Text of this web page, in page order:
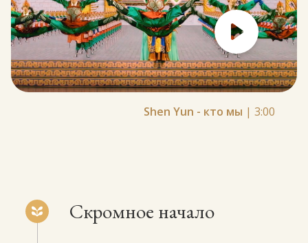
Shen Yun - кто мы | 3:00
Скромное начало